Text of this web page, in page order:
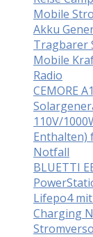
Mobile
Akku
Tragbarer
Mobile
Radio
CEMORE
110V/
Enthalten)
Notfall
BLUETTI
Lifepo4
Charging